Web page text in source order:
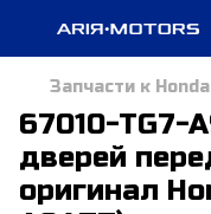
Запчасти к Honda
67010-TG7-
дверей
оригинал